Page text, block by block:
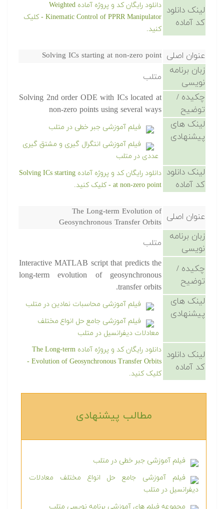
لینک دانلود
کد آماده
دانلود رایگان کد و پروژه آماده Weighted
Kinematic Control of PPRR Manipulator - کلیک
کنید.
عنوان اصلی Solving ICs starting at non-zero point
زبان برنامه
نویسی
متلب
چکیده /
توضیح
Solving 2nd order ODE with ICs located at
non-zero points using several ways
لینک های
پیشنهادی
فیلم آموزشی جبر خطی در متلب
فیلم آموزشی انتگرال گیری و مشتق گیری
عددی در متلب
لینک دانلود
کد آماده
دانلود رایگان کد و پروژه آماده Solving ICs starting
at non-zero point - کلیک کنید.
عنوان اصلی The Long-term Evolution of
Geosynchronous Transfer Orbits
زبان برنامه
نویسی
متلب
چکیده /
توضیح
Interactive MATLAB script that predicts the
long-term evolution of geosynchronous
transfer orbits.
لینک های
پیشنهادی
فیلم آموزشی محاسبات نمادین در متلب
فیلم آموزشی جامع حل انواع مختلف
معادلات دیفرانسیل در متلب
لینک دانلود
کد آماده
دانلود رایگان کد و پروژه آماده The Long-term
Evolution of Geosynchronous Transfer Orbits -
کلیک کنید.
مطالب پیشنهادی‎
فیلم آموزشی جبر خطی در متلب
فیلم آموزشی جامع حل انواع مختلف معادلات
دیفرانسیل در متلب
مجموعه فیلم های آموزشی برنامه نویسی متلب